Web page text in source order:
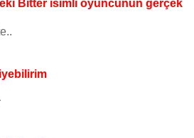
Bitter isimli oyuncunun gerçek